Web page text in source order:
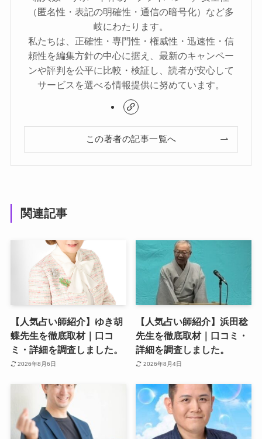
（匿名性・表記の明確性・通信の暗号化）など多
岐にわたります。
私たちは、正確性・専門性・権威性・迅速性・信
頼性を編集方針の中心に据え、最新のキャンペー
ンや評判を公平に比較・検証し、読者が安心して
サービスを選べる情報提供に努めています。
この著者の記事一覧へ
関連記事
【人気占い師紹介】ゆき胡
蝶先生を徹底取材｜口コ
ミ・詳細を調査しました。
2026年8月6日
【人気占い師紹介】浜田稔
先生を徹底取材｜口コミ・
詳細を調査しました。
2026年8月4日